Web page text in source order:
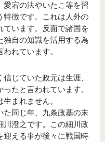
愛宕の法やいたこ等を習
特徴です。これは人外の
ています。反面で諸国を
独自の知識を活用する為
れています。
じていた政元は生涯、
たと言われています。
まれません。
た同じ年、九条政基の末
川澄之です。この細川政
迎える事が後々に戦国時